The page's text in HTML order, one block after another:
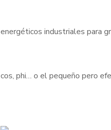
energéticos industriales para
cos, phi… o el pequeño pero